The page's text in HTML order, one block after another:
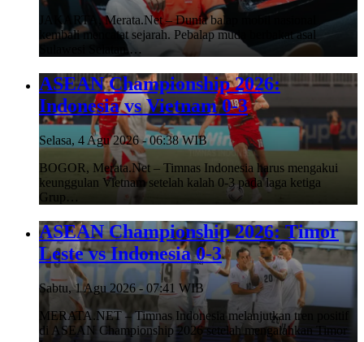
JAKARTA, Merata.Net – Dunia balap mobil nasional
kembali mencatat sejarah. Pebalap muda berbakat asal
Sulawesi Selatan,…
ASEAN Championship 2026:
Indonesia vs Vietnam 0-3
Selasa, 4 Agu 2026 - 06:38 WIB
BOGOR, Merata.Net – Timnas Indonesia harus mengakui
keunggulan Vietnam setelah kalah 0-3 pada laga ketiga
Grup…
ASEAN Championship 2026: Timor
Leste vs Indonesia 0-3
Sabtu, 1 Agu 2026 - 07:41 WIB
MERATA.NET – Timnas Indonesia melanjutkan tren positif
di ASEAN Championship 2026 setelah mengalahkan Timor